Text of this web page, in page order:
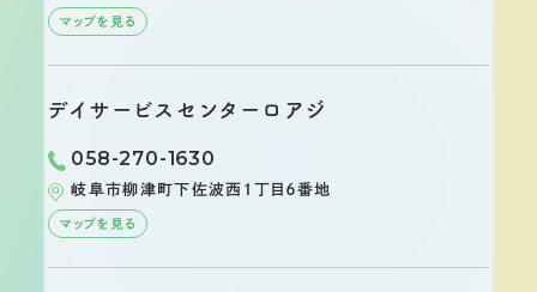
マップを見る
デイサービスセンター ロアジ
058-270-1630
岐阜市柳津町下佐波西１丁目６番地
マップを見る